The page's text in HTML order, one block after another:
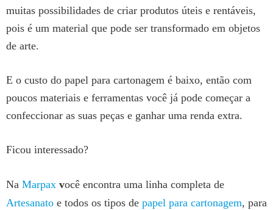
muitas possibilidades de criar produtos úteis e rentáveis,
pois é um material que pode ser transformado em objetos
de arte.
E o custo do papel para cartonagem é baixo, então com
poucos materiais e ferramentas você já pode começar a
confeccionar as suas peças e ganhar uma renda extra.
Ficou interessado?
Na Marpax você encontra uma linha completa de
Artesanato e todos os tipos de papel para cartonagem, para